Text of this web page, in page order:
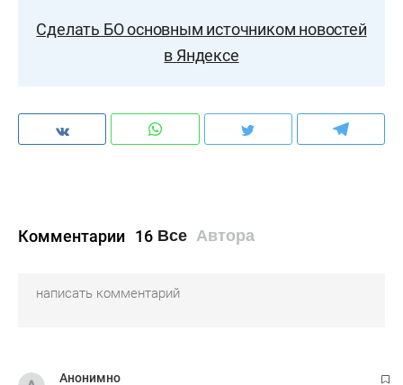
Сделать БО основным источником новостей
в Яндексе
Комментарии 16 Все Автора
Анонимно